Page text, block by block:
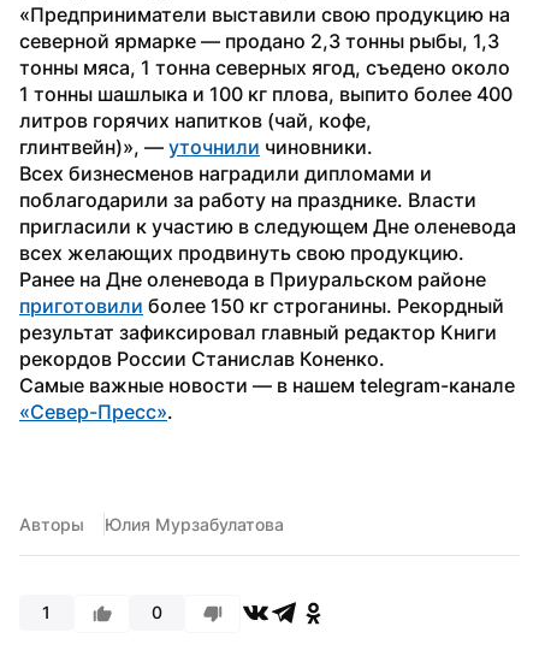
«Предприниматели выставили свою продукцию на
северной ярмарке — продано 2,3 тонны рыбы, 1,3
тонны мяса, 1 тонна северных ягод, съедено около
1 тонны шашлыка и 100 кг плова, выпито более 400
литров горячих напитков (чай, кофе,
глинтвейн)», — уточнили чиновники.
Всех бизнесменов наградили дипломами и
поблагодарили за работу на празднике. Власти
пригласили к участию в следующем Дне оленевода
всех желающих продвинуть свою продукцию.
приготовили более 150 кг строганины. Рекордный
результат зафиксировал главный редактор Книги
рекордов России Станислав Коненко.
«Север-Пресс».
Авторы Юлия Мурзабулатова
1 0